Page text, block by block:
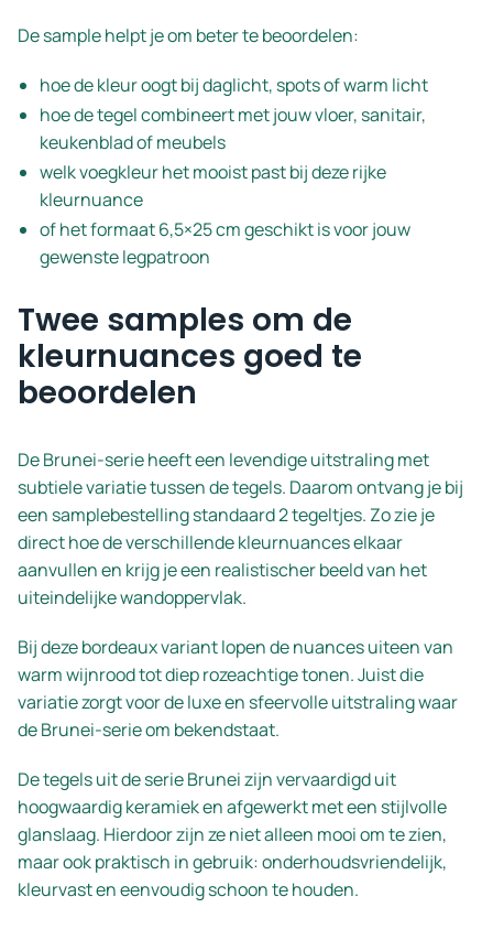
De sample helpt je om beter te beoordelen:
hoe de kleur oogt bij daglicht, spots of warm licht
hoe de tegel combineert met jouw vloer, sanitair,
keukenblad of meubels
welk voegkleur het mooist past bij deze rijke
kleurnuance
of het formaat 6,5×25 cm geschikt is voor jouw
gewenste legpatroon
Twee samples om de
kleurnuances goed te
beoordelen
De Brunei-serie heeft een levendige uitstraling met
subtiele variatie tussen de tegels. Daarom ontvang je bij
een samplebestelling standaard 2 tegeltjes. Zo zie je
direct hoe de verschillende kleurnuances elkaar
aanvullen en krijg je een realistischer beeld van het
uiteindelijke wandoppervlak.
Bij deze bordeaux variant lopen de nuances uiteen van
warm wijnrood tot diep rozeachtige tonen. Juist die
variatie zorgt voor de luxe en sfeervolle uitstraling waar
de Brunei-serie om bekendstaat.
De tegels uit de serie Brunei zijn vervaardigd uit
hoogwaardig keramiek en afgewerkt met een stijlvolle
glanslaag. Hierdoor zijn ze niet alleen mooi om te zien,
maar ook praktisch in gebruik: onderhoudsvriendelijk,
kleurvast en eenvoudig schoon te houden.